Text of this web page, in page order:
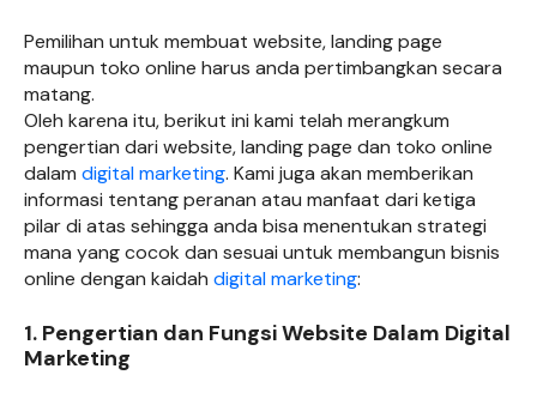
Pemilihan untuk membuat website, landing page
maupun toko online harus anda pertimbangkan secara
matang.
Oleh karena itu, berikut ini kami telah merangkum
pengertian dari website, landing page dan toko online
dalam digital marketing. Kami juga akan memberikan
informasi tentang peranan atau manfaat dari ketiga
pilar di atas sehingga anda bisa menentukan strategi
mana yang cocok dan sesuai untuk membangun bisnis
online dengan kaidah digital marketing:
1. Pengertian dan Fungsi Website Dalam Digital
Marketing